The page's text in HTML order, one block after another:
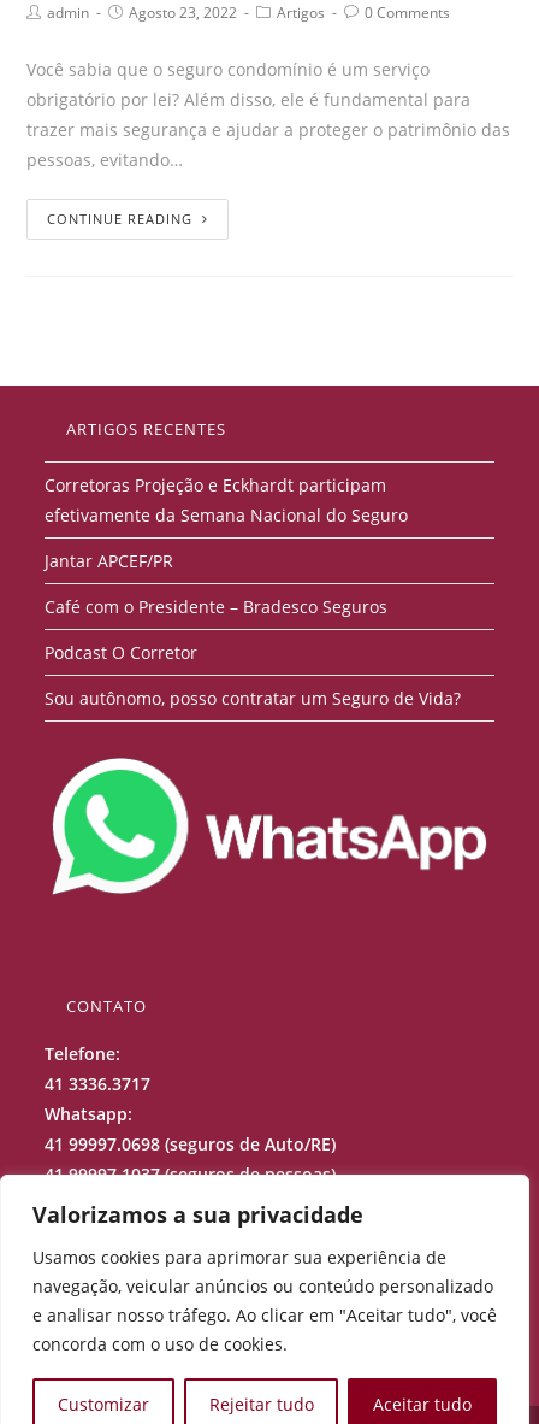
Valorizamos a sua privacidade
Usamos cookies para aprimorar sua experiência de
navegação, veicular anúncios ou conteúdo personalizado
e analisar nosso tráfego. Ao clicar em "Aceitar tudo", você
concorda com o uso de cookies.
Customizar Rejeitar tudo Aceitar tudo
admin Agosto 23, 2022 Artigos 0 Comments
Você sabia que o seguro condomínio é um serviço
obrigatório por lei? Além disso, ele é fundamental para
trazer mais segurança e ajudar a proteger o patrimônio das
pessoas, evitando…
CONTINUE READING
ARTIGOS RECENTES
Corretoras Projeção e Eckhardt participam
efetivamente da Semana Nacional do Seguro
Jantar APCEF/PR
Café com o Presidente – Bradesco Seguros
Podcast O Corretor
Sou autônomo, posso contratar um Seguro de Vida?
CONTATO
Telefone:
41 3336.3717
Whatsapp:
41 99997.0698 (seguros de Auto/RE)
41 99997.1037 (seguros de pessoas)
41 99688.9973 (sinistros)
projecao@projecaocorretora.com.br
Rua Júlio Perneta, 200 – Curitiba –PR